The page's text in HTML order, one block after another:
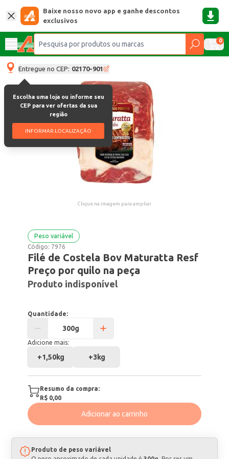
Baixe nosso novo app e ganhe descontos
exclusivos
0
Entregue no CEP: 02170-901
Escolha uma loja ou informe seu
CEP para ver ofertas da sua
região
INFORMAR LOCALIZAÇÃO
Clique na imagem para ampliar.
Peso variável
Código: 7976
Filé de Costela Bov Maturatta Resf
Preço por quilo na peça
Produto indisponível
Quantidade:
Adicione mais:
+1,50kg +3kg
Resumo da compra:
R$ 0,00
Adicionar ao carrinho
Produto de peso variável